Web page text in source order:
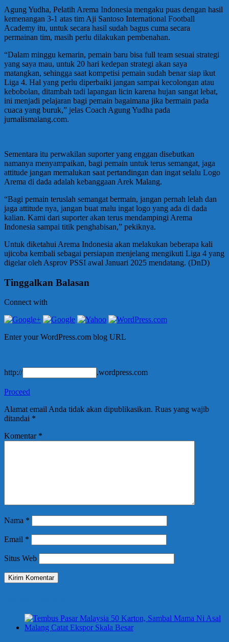
Agung Yudha, Pelatih Arema Indonesia mengaku puas dengan hasil
kemenangan 3-1 atas tim Aji Santoso International Football
Academy itu, untuk secara hasil sudah bagus cuma secara
permainan tim, masih perlu dilakukan pembenahan.
“Dalam minggu kemarin, pemain baru bisa full team sesuai strategi
yang saya mau, untuk 20 hari kedepan strategi akan saya
matangkan, sehingga saat kompetisi pemain sudah benar siap ikut
Liga 4. Hal yang perlu diperbaiki jangan sampai kecolongan atau
kebobolan, ditambah tadi lapangan licin karena hujan sangat lebat,
ini menjadi pelajaran bagi pemain bagaimana jika bermain pada
cuaca yang buruk,” jelas Coach Agung Yudha pada
jurnalismalang.com.
Sementara itu perwakilan suporter yang enggan disebutkan
namanya menyampaikan, bagi pemain untuk terus semangat, jaga
attitude jangan memalukan saat pertandingan dan ingat selalu Logo
Arema di dada adalah kebanggaan Arek Malang.
“Bagi pemain teruslah semangat bermain, jangan pernah lelah dan
jaga attitude nya, jangan buat malu ingat logo yang ada di dada
kalian. Kami dari suporter akan terus mendampingi Arema
Indonesia sampai titik penghabisan,” pekiknya.
Untuk diketahui Arema Indonesia akan melakukan beberapa kali
ujicoba kembali sebagai persiapan menjelang mengikuti Liga 4 yang
digelar oleh Asprov PSSI awal Januari 2025 mendatang. (DnD)
Tinggalkan Balasan
Connect with
Enter your WordPress.com blog URL
http:// .wordpress.com
Proceed
Alamat email Anda tidak akan dipublikasikan. Ruas yang wajib
ditandai *
Komentar *
Nama *
Email *
Situs Web